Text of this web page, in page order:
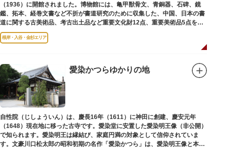
（1936）に開館されました。博物館には、亀甲獣骨文、青銅器、石碑、鏡
鑑、拓本、経巻文書など不折が書道研究のために収集した、中国、日本の書
道に関する古美術品、考古出土品など重要文化財12点、重要美術品5点を含
む約16000点が収蔵されています。
根岸・入谷・金杉エリア
愛染かつらゆかりの地
自性院（じしょういん）は、慶長16年（1611）に神田に創建、慶安元年
（1648）現在地に移った古寺です。愛染堂に安置した愛染明王像（非公開）
で知られます。愛染明王は縁結び、家庭円満の対象として信仰されていま
す。文豪川口松太郎の昭和初期の名作「愛染かつら」は、愛染明王像と本堂